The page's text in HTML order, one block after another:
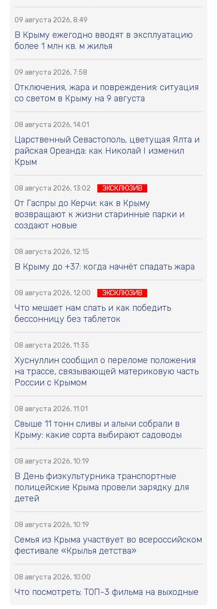
09 августа 2026, 8:49
В Крыму ежегодно вводят в эксплуатацию
более 1 млн кв. м жилья
09 августа 2026, 7:58
Отключения, жара и повреждения: ситуация
со светом в Крыму на 9 августа
08 августа 2026, 14:01
Царственный Севастополь, цветущая Ялта и
райская Ореанда: как Николай I изменил
Крым
08 августа 2026, 13:02 ЭКСКЛЮЗИВ
От Гаспры до Керчи: как в Крыму
возвращают к жизни старинные парки и
создают новые
08 августа 2026, 12:15
В Крыму до +37: когда начнёт спадать жара
08 августа 2026, 12:00 ЭКСКЛЮЗИВ
Что мешает нам спать и как победить
бессонницу без таблеток
08 августа 2026, 11:35
Хуснуллин сообщил о переломе положения
на трассе, связывающей материковую часть
России с Крымом
08 августа 2026, 11:01
Свыше 11 тонн сливы и алычи собрали в
Крыму: какие сорта выбирают садоводы
08 августа 2026, 10:19
В День физкультурника транспортные
полицейские Крыма провели зарядку для
детей
08 августа 2026, 10:19
Семья из Крыма участвует во всероссийском
фестивале «Крылья детства»
08 августа 2026, 10:00
Что посмотреть: ТОП-3 фильма на выходные